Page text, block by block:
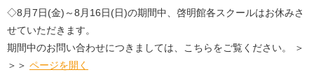
◇8月7日(金)～8月16日(日)の期間中、啓明館各スクールはお休みさ
せていただきます。
期間中のお問い合わせにつきましては、こちらをご覧ください。 ＞
＞＞ ページを開く